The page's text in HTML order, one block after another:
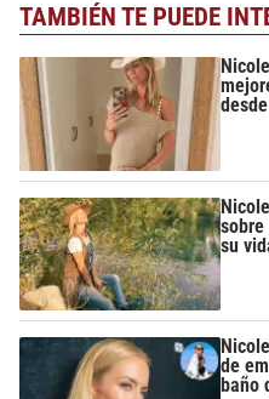
TAMBIÉN TE PUEDE
sobre
su
de
baño